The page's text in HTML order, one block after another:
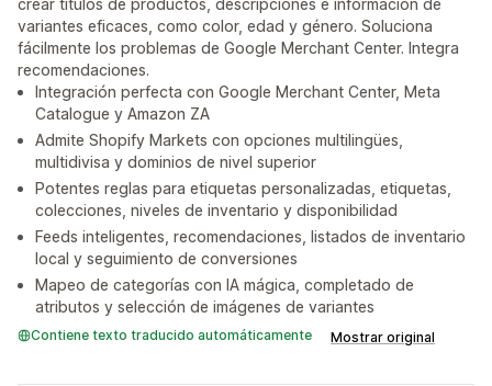
crear títulos de productos, descripciones e información de
variantes eficaces, como color, edad y género. Soluciona
fácilmente los problemas de Google Merchant Center. Integra
recomendaciones.
Integración perfecta con Google Merchant Center, Meta
Catalogue y Amazon ZA
Admite Shopify Markets con opciones multilingües,
multidivisa y dominios de nivel superior
Potentes reglas para etiquetas personalizadas, etiquetas,
colecciones, niveles de inventario y disponibilidad
Feeds inteligentes, recomendaciones, listados de inventario
local y seguimiento de conversiones
Mapeo de categorías con IA mágica, completado de
atributos y selección de imágenes de variantes
Contiene texto traducido automáticamente Mostrar original